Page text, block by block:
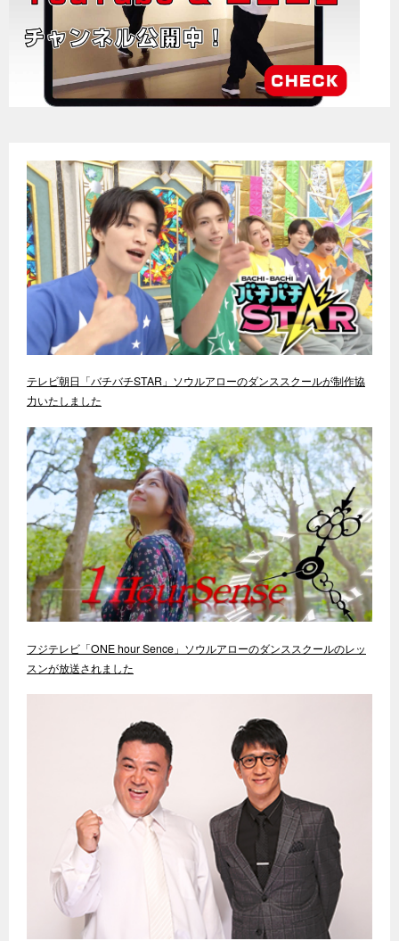
テレビ朝日「バチバチSTAR」ソウルアローのダンススクールが制作協
力いたしました
フジテレビ「ONE hour Sence」ソウルアローのダンススクールのレッ
スンが放送されました